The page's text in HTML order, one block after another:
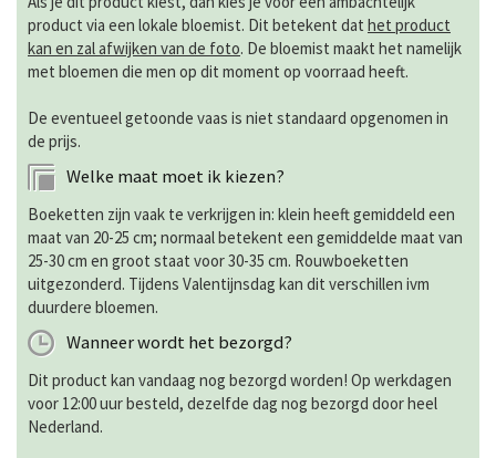
product via een lokale bloemist. Dit betekent dat het product
kan en zal afwijken van de foto. De bloemist maakt het namelijk
met bloemen die men op dit moment op voorraad heeft.
De eventueel getoonde vaas is niet standaard opgenomen in
de prijs.
Welke maat moet ik kiezen?
Boeketten zijn vaak te verkrijgen in: klein heeft gemiddeld een
maat van 20-25 cm; normaal betekent een gemiddelde maat van
25-30 cm en groot staat voor 30-35 cm. Rouwboeketten
uitgezonderd. Tijdens Valentijnsdag kan dit verschillen ivm
duurdere bloemen.
Wanneer wordt het bezorgd?
Dit product kan vandaag nog bezorgd worden! Op werkdagen
voor 12:00 uur besteld, dezelfde dag nog bezorgd door heel
Nederland.